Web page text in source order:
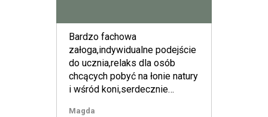
Bardzo fachowa
załoga,indywidualne podejście
do ucznia,relaks dla osób
chcących pobyć na łonie natury
i wśród koni,serdecznie
Magda